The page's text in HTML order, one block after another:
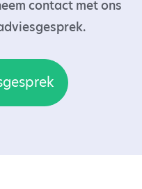
contact met ons